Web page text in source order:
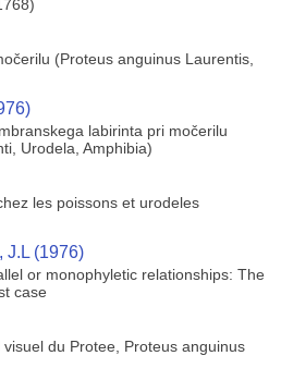
(Proteus anguinus Laurentis,
labirinta pri močerilu
Urodela, Amphibia)
les poissons et urodeles
J.L (1976)
or monophyletic relationships: The
case
du Protee, Proteus anguinus